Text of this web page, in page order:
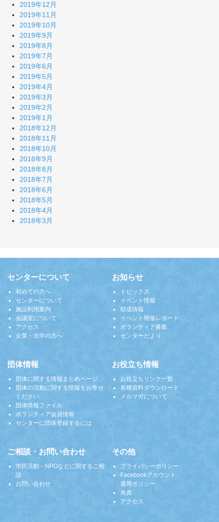
2019年12月
2019年11月
2019年10月
2019年9月
2019年8月
2019年7月
2019年6月
2019年5月
2019年4月
2019年3月
2019年2月
2019年1月
2018年12月
2018年11月
2018年10月
2018年9月
2018年8月
2018年7月
2018年6月
2018年5月
2018年4月
2018年3月
センターについて
初めての方へ
センターについて
施設利用案内
会議室について
アクセス
企業・大学の方へ
お知らせ
トピックス
イベント情報
助成情報
イベント開催レポート
ボランティア募集
センターだより
団体情報
団体に関する情報まとめページ
団体の活動に関する情報をお寄せ
ください
団体情報ファイル
ボランティア会員情報
センターに団体登録するには
お役立ち情報
お役立ちリンク一覧
各種資料ダウンロード
メルマガについて
ご相談・お問い合わせ
市民活動・NPOなどに関するご相
談
お問い合わせ
その他
プライバシーポリシー
Facebookアカウント
運用ポリシー
免責
アクセス